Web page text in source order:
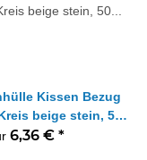
Kissen Bezug
beige stein, 50 x
6,36 € *